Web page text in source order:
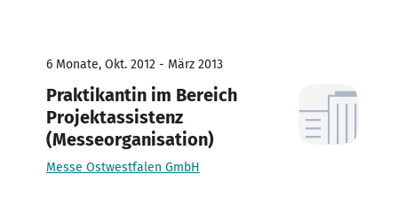
6 Monate, Okt. 2012 - März 2013
Praktikantin im Bereich
Projektassistenz
(Messeorganisation)
Messe Ostwestfalen GmbH